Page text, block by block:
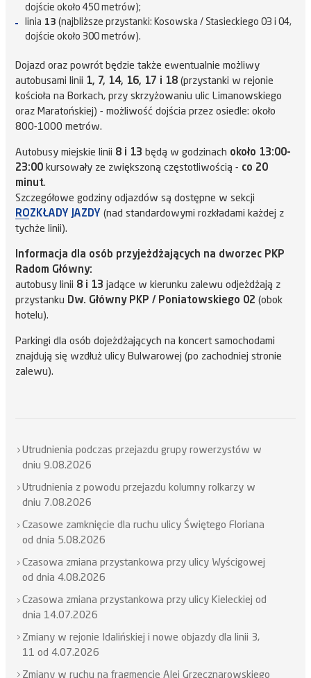
dojście około 450 metrów);
linia 13 (najbliższe przystanki: Kosowska / Stasieckiego 03 i 04,
dojście około 300 metrów).
Dojazd oraz powrót będzie także ewentualnie możliwy
autobusami linii 1, 7, 14, 16, 17 i 18 (przystanki w rejonie
kościoła na Borkach, przy skrzyżowaniu ulic Limanowskiego
oraz Maratońskiej) - możliwość dojścia przez osiedle: około
800-1000 metrów.
Autobusy miejskie linii 8 i 13 będą w godzinach około 13:00-
23:00 kursowały ze zwiększoną częstotliwością - co 20
minut.
Szczegółowe godziny odjazdów są dostępne w sekcji
ROZKŁADY JAZDY (nad standardowymi rozkładami każdej z
tychże linii).
Informacja dla osób przyjeżdżających na dworzec PKP
Radom Główny:
autobusy linii 8 i 13 jadące w kierunku zalewu odjeżdżają z
przystanku Dw. Główny PKP / Poniatowskiego 02 (obok
hotelu).
Parkingi dla osób dojeżdżających na koncert samochodami
znajdują się wzdłuż ulicy Bulwarowej (po zachodniej stronie
zalewu).
Utrudnienia podczas przejazdu grupy rowerzystów w
dniu 9.08.2026
Utrudnienia z powodu przejazdu kolumny rolkarzy w
dniu 7.08.2026
Czasowe zamknięcie dla ruchu ulicy Świętego Floriana
od dnia 5.08.2026
Czasowa zmiana przystankowa przy ulicy Wyścigowej
od dnia 4.08.2026
Czasowa zmiana przystankowa przy ulicy Kieleckiej od
dnia 14.07.2026
Zmiany w rejonie Idalińskiej i nowe objazdy dla linii 3,
11 od 4.07.2026
Zmiany w ruchu na fragmencie Alei Grzecznarowskiego